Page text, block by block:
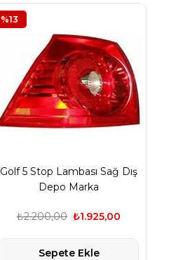
Golf 5 Stop Lambası Sağ Dış
Depo Marka
₺1.925,00
₺2.200,00
Sepete Ekle
%13